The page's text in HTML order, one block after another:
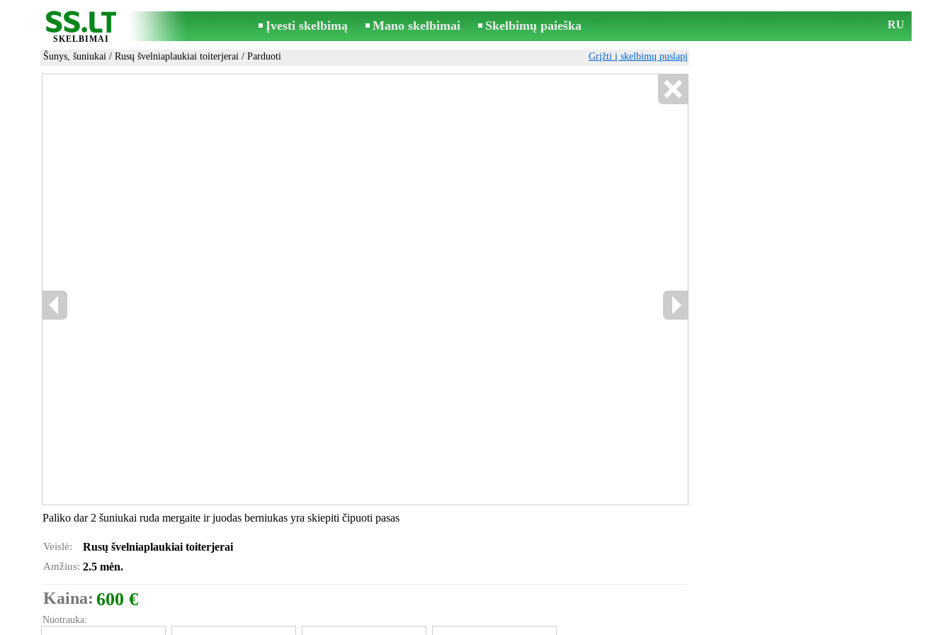
SKELBIMAI
Įvesti skelbimą Mano skelbimai Skelbimų paieška RU
Šunys, šuniukai / Rusų švelniaplaukiai toiterjerai / Parduoti Grįžti į skelbimų puslapį
Paliko dar 2 šuniukai ruda mergaite ir juodas berniukas yra skiepiti čipuoti pasas
Veislė: Rusų švelniaplaukiai toiterjerai
Amžius: 2.5 mėn.
Kaina: 600 €
Nuotrauka: